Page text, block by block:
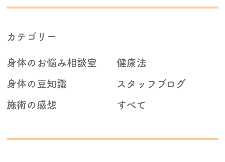
カテゴリー
身体のお悩み相談室 健康法
身体の豆知識 スタッフブログ
施術の感想 すべて